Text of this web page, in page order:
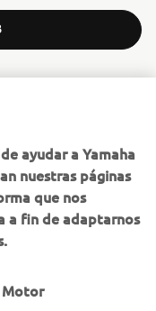
ayudar a Yamaha
nuestras páginas
que nos
a fin de adaptarnos
Motor